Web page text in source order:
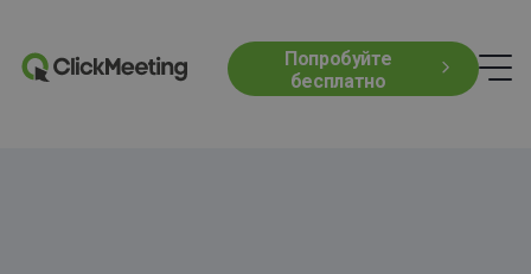
Попробуйте
бесплатно